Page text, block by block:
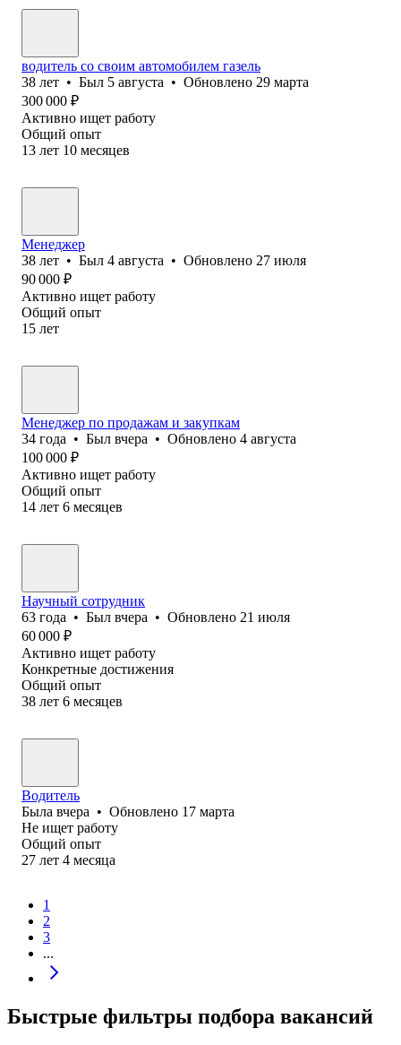
водитель со своим автомобилем газель
38 лет • Был 5 августа • Обновлено 29 марта
300 000 ₽
Активно ищет работу
Общий опыт
13 лет 10 месяцев
Менеджер
38 лет • Был 4 августа • Обновлено 27 июля
90 000 ₽
Активно ищет работу
Общий опыт
15 лет
Менеджер по продажам и закупкам
34 года • Был вчера • Обновлено 4 августа
100 000 ₽
Активно ищет работу
Общий опыт
14 лет 6 месяцев
Научный сотрудник
63 года • Был вчера • Обновлено 21 июля
60 000 ₽
Активно ищет работу
Конкретные достижения
Общий опыт
38 лет 6 месяцев
Водитель
Была вчера • Обновлено 17 марта
Не ищет работу
Общий опыт
27 лет 4 месяца
1
2
3
...
Быстрые фильтры подбора вакансий